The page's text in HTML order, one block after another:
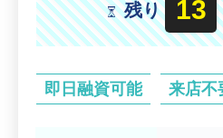
残り 13
即日融資可能 来店不